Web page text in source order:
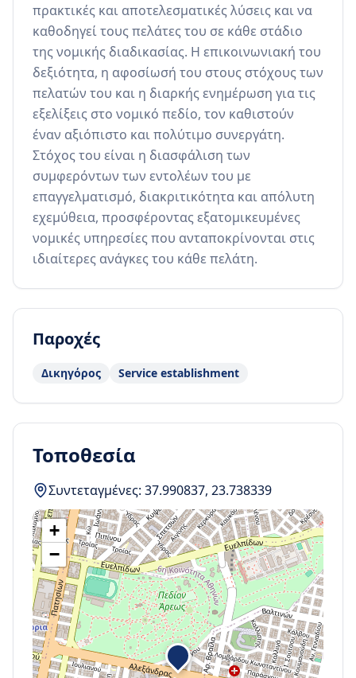
πρακτικές και αποτελεσματικές λύσεις και να
καθοδηγεί τους πελάτες του σε κάθε στάδιο
της νομικής διαδικασίας. Η επικοινωνιακή του
δεξιότητα, η αφοσίωσή του στους στόχους των
πελατών του και η διαρκής ενημέρωση για τις
εξελίξεις στο νομικό πεδίο, τον καθιστούν
έναν αξιόπιστο και πολύτιμο συνεργάτη.
Στόχος του είναι η διασφάλιση των
συμφερόντων των εντολέων του με
επαγγελματισμό, διακριτικότητα και απόλυτη
εχεμύθεια, προσφέροντας εξατομικευμένες
νομικές υπηρεσίες που ανταποκρίνονται στις
ιδιαίτερες ανάγκες του κάθε πελάτη.
Παροχές
Δικηγόρος Service establishment
Τοποθεσία
Συντεταγμένες: 37.990837, 23.738339
+
−